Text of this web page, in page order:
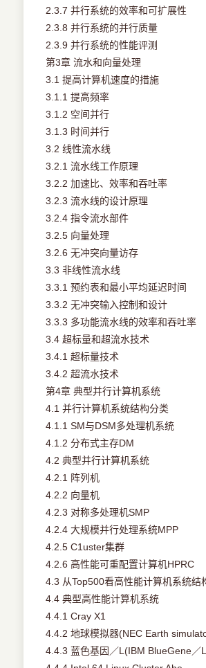
2.3.7 并行系统的效率和可扩展性
2.3.8 并行系统的并行质量
2.3.9 并行系统的性能评测
第3章 流水和向量处理
3.1 提高计算机速度的措施
3.1.1 提高频率
3.1.2 空间并行
3.1.3 时间并行
3.2 线性流水线
3.2.1 流水线工作原理
3.2.2 加速比、效率和吞吐率
3.2.3 流水线的设计原理
3.2.4 指令流水部件
3.2.5 向量处理
3.2.6 无冲突向量访存
3.3 非线性流水线
3.3.1 预约表和最小平均延迟时间
3.3.2 无冲突输入控制和设计
3.3.3 多功能流水线的效率和吞吐率
3.4 超标量和超流水技术
3.4.1 超标量技术
3.4.2 超流水技术
第4章 典型并行计算机系统
4.1 并行计算机系统结构分类
4.1.1 SM与DSM多处理机系统
4.1.2 分布式主存DM
4.2 典型并行计算机系统
4.2.1 阵列机
4.2.2 向量机
4.2.3 对称多处理机SMP
4.2.4 大规模并行处理系统MPP
4.2.5 C1uster集群
4.2.6 高性能可重配置计算机HPRC
4.3 从Top500看高性能计算机系统结
4.4 典型高性能计算机系统
4.4.1 Cray X1
4.4.2 地球模拟器(NEC Earth
4.4.3 蓝色基因／L(IBM BlueGene／